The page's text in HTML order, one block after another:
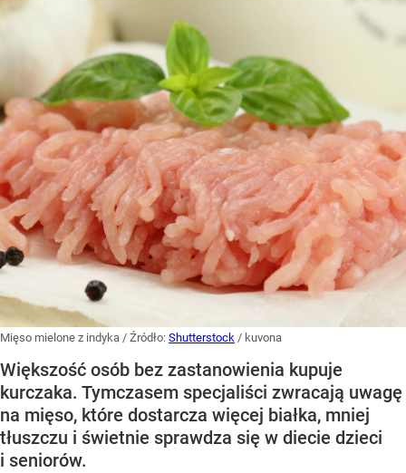
Mięso mielone z indyka / Źródło: Shutterstock / kuvona
Większość osób bez zastanowienia kupuje
kurczaka. Tymczasem specjaliści zwracają uwagę
na mięso, które dostarcza więcej białka, mniej
tłuszczu i świetnie sprawdza się w diecie dzieci
i seniorów.